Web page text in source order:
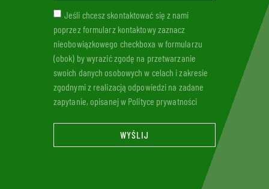
Jeśli chcesz skontaktować się z nami
poprzez formularz kontaktowy zaznacz
nieobowiązkowego checkboxa w formularzu
(obok) by wyrazić zgodę na przetwarzanie
swoich danych osobowych w celach i zakresie
zgodnymi z realizacją odpowiedzi na zadane
zapytanie, opisanej w Polityce prywatności
WYŚLIJ